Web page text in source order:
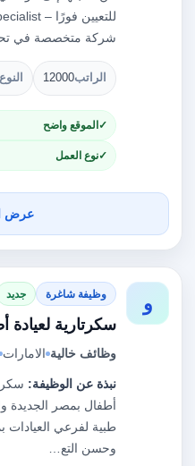
شركة متخصصة في
الراتب12000 النوع
الموقع واضح
نوع العمل
عرض
و وظيفة شاغرة جديد
سكرتارية لعيادة
وظائف خالية الامارات
نبذة عن الوظيفة:
طبية لفرعي العيادات
وحسن التع…